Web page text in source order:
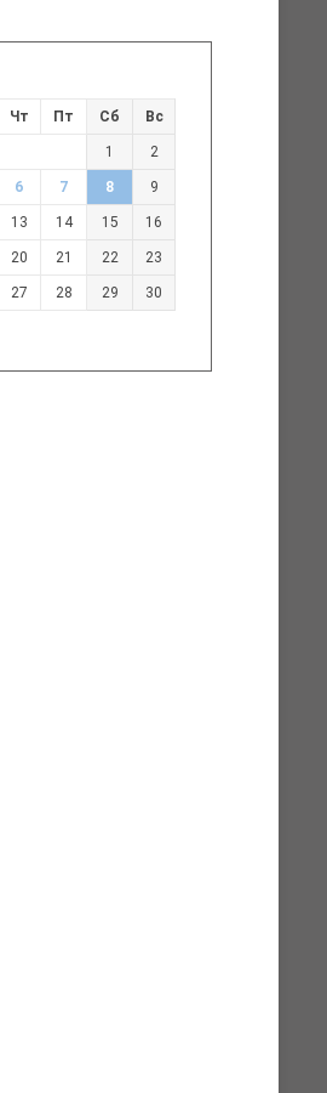
Чт Пт Сб Вс
1 2
6 7 8 9
13 14 15 16
20 21 22 23
27 28 29 30